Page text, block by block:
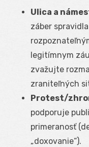
Ulica a
záber
legitímnym
zvažujte
zraniteľných
Protest/
podporuje
primeranosť
„doxovanie“).